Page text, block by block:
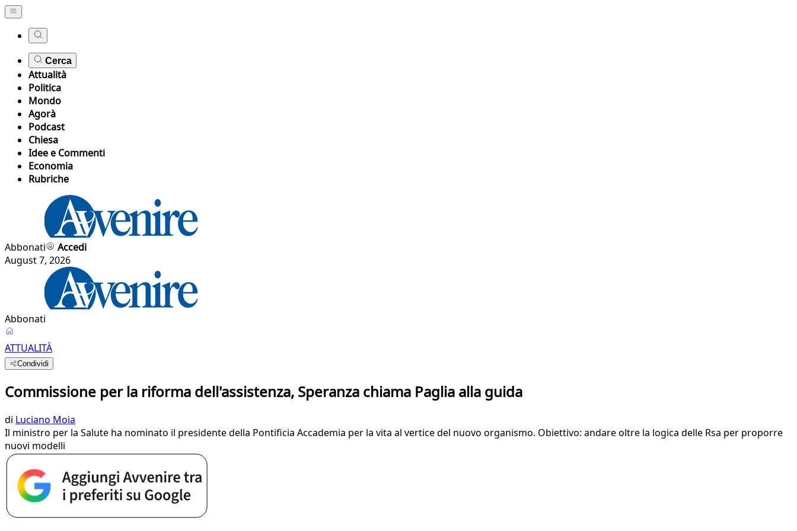
Cerca
Attualità
Politica
Mondo
Agorà
Podcast
Chiesa
Idee e Commenti
Economia
Rubriche
Abbonati
Accedi
August 7, 2026
Abbonati
ATTUALITÀ
Condividi
Commissione per la riforma dell'assistenza, Speranza chiama Paglia alla guida
di Luciano Moia
Il ministro per la Salute ha nominato il presidente della Pontificia Accademia per la vita al vertice del nuovo organismo. Obiettivo: andare oltre la logica delle Rsa per proporre
nuovi modelli